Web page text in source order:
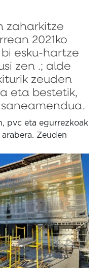
zaharkitze
2021ko
esku-hartze
zen .; alde
zeuden
eta bestetik,
pvc eta egurrezkoak
Zeuden